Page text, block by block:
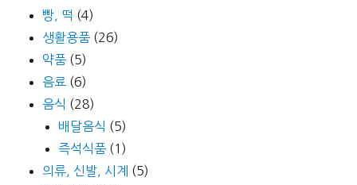
빵, 떡 (4)
생활용품 (26)
약품 (5)
음료 (6)
음식 (28)
배달음식 (5)
즉석식품 (1)
의류, 신발, 시계 (5)